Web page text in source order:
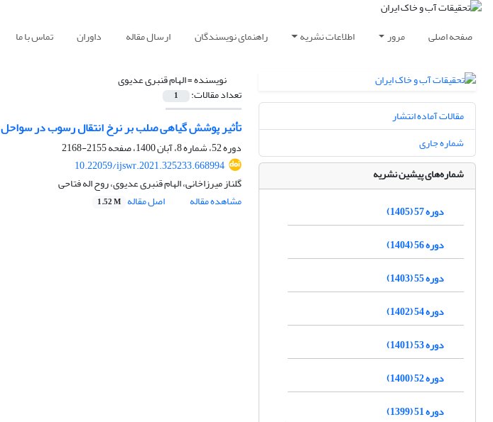
صفحه اصلی مرور اطلاعات نشریه راهنمای نویسندگان ارسال مقاله داوران تماس با ما
نویسنده =الهام قنبری عدیوی
تعداد مقالات: 1
تأثیر پوشش گیاهی صلب بر نرخ انتقال رسوب در سواحل
دوره 52، شماره 8، آبان 1400، صفحه
2155-2168
10.22059/ijswr.2021.325233.668994
گلناز میرزاخانی، الهام قنبری عدیوی، روح اله فتاحی
مشاهده مقاله
اصل مقاله 1.52 M
مقالات آماده انتشار
شماره جاری
شماره‌های پیشین نشریه
دوره 57 (1405)
دوره 56 (1404)
دوره 55 (1403)
دوره 54 (1402)
دوره 53 (1401)
دوره 52 (1400)
دوره 51 (1399)